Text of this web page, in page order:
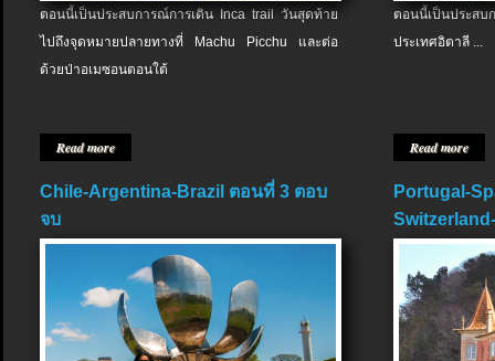
ตอนนี้เป็นประสบการณ์การเดิน Inca trail วันสุดท้าย
ไปถึงจุดหมายปลายทางที่ Machu Picchu และต่อ
ด้วยป่าอเมซอนตอนใต้
Read more
ตอนนี้เป็นประส
ประเทศอิตาลี ...
Read more
Chile-Argentina-Brazil ตอนที่ 3 ตอบ
จบ
Portugal-